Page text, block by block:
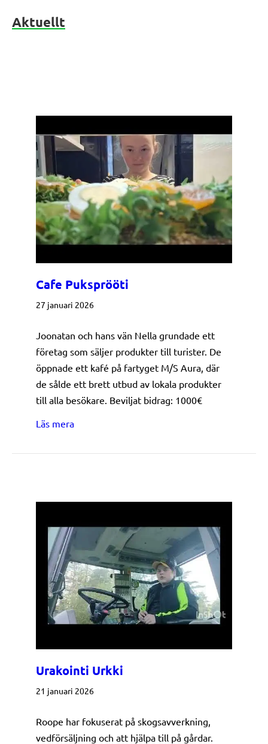
Aktuellt
Cafe Puksprööti
27 januari 2026
Joonatan och hans vän Nella grundade ett
företag som säljer produkter till turister. De
öppnade ett kafé på fartyget M/S Aura, där
de sålde ett brett utbud av lokala produkter
till alla besökare. Beviljat bidrag: 1000€
Läs meraabout Cafe Puksprööti
Urakointi Urkki
21 januari 2026
Roope har fokuserat på skogsavverkning,
vedförsäljning och att hjälpa till på gårdar.